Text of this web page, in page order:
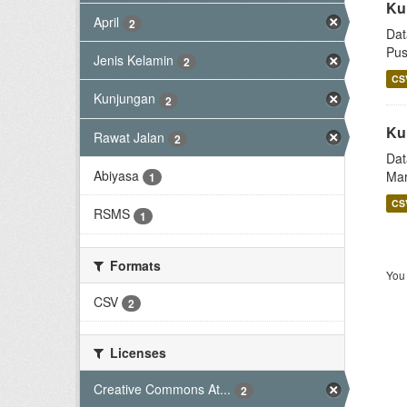
April 2
Jenis Kelamin 2
Kunjungan 2
Rawat Jalan 2
Abiyasa 1
RSMS 1
Formats
CSV
2
Licenses
Creative Commons At...
2